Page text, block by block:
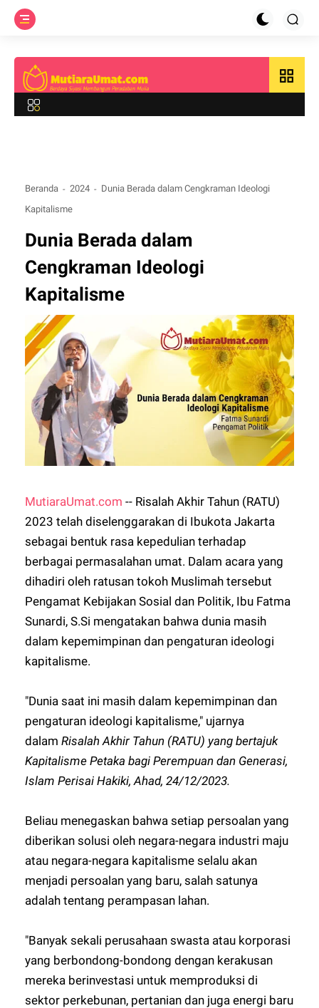
grid_view
Beranda 2024
Dunia Berada dalam Cengkraman Ideologi
Kapitalisme
Dunia Berada dalam
Cengkraman Ideologi
Kapitalisme
MutiaraUmat.com -- Risalah Akhir Tahun (RATU)
2023 telah diselenggarakan di Ibukota Jakarta
sebagai bentuk rasa kepedulian terhadap
berbagai permasalahan umat. Dalam acara yang
dihadiri oleh ratusan tokoh Muslimah tersebut
Pengamat Kebijakan Sosial dan Politik, Ibu Fatma
Sunardi, S.Si mengatakan bahwa dunia masih
dalam kepemimpinan dan pengaturan ideologi
kapitalisme.
"Dunia saat ini masih dalam kepemimpinan dan
pengaturan ideologi kapitalisme," ujarnya
dalam Risalah Akhir Tahun (RATU) yang bertajuk
Kapitalisme Petaka bagi Perempuan dan Generasi,
Islam Perisai Hakiki, Ahad, 24/12/2023.
Beliau menegaskan bahwa setiap persoalan yang
diberikan solusi oleh negara-negara industri maju
atau negara-negara kapitalisme selalu akan
menjadi persoalan yang baru, salah satunya
adalah tentang perampasan lahan.
"Banyak sekali perusahaan swasta atau korporasi
yang berbondong-bondong dengan kerakusan
mereka berinvestasi untuk memproduksi di
sektor perkebunan, pertanian dan juga energi baru